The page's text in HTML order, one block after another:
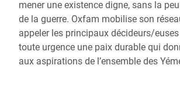
mener une existence digne, sans la
de la guerre. Oxfam mobilise son
appeler les principaux décideurs/
toute urgence une paix durable qui
aux aspirations de l’ensemble des